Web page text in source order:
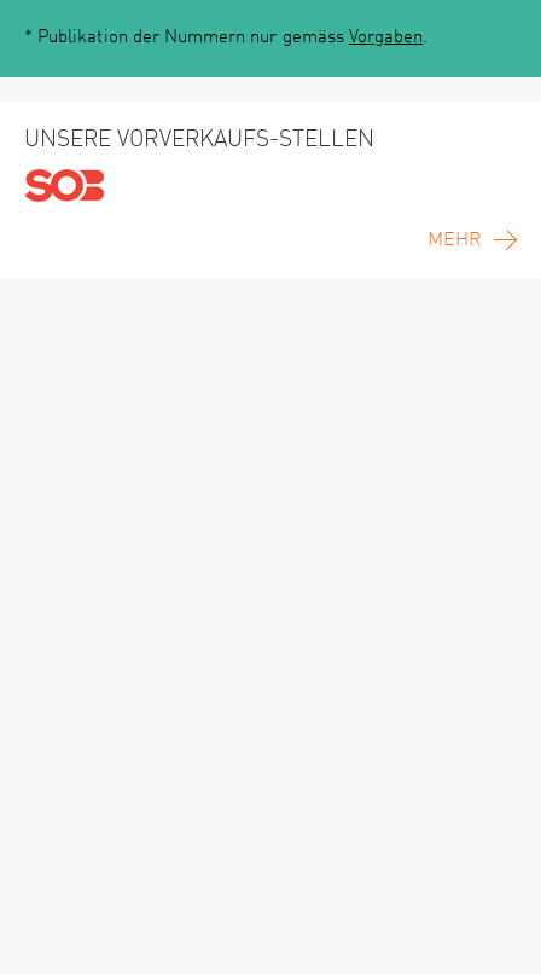
* Publikation der Nummern nur gemäss Vorgaben.
UNSERE VORVERKAUFS-STELLEN
MEHR